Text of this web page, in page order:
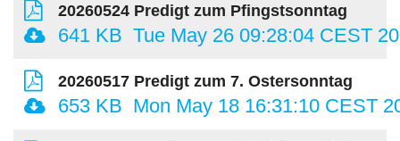
20260524 Predigt zum Pfingstsonntag
641 KB Tue May 26 09:28:04 CEST
20260517 Predigt zum 7. Ostersonntag
653 KB Mon May 18 16:31:10 CEST